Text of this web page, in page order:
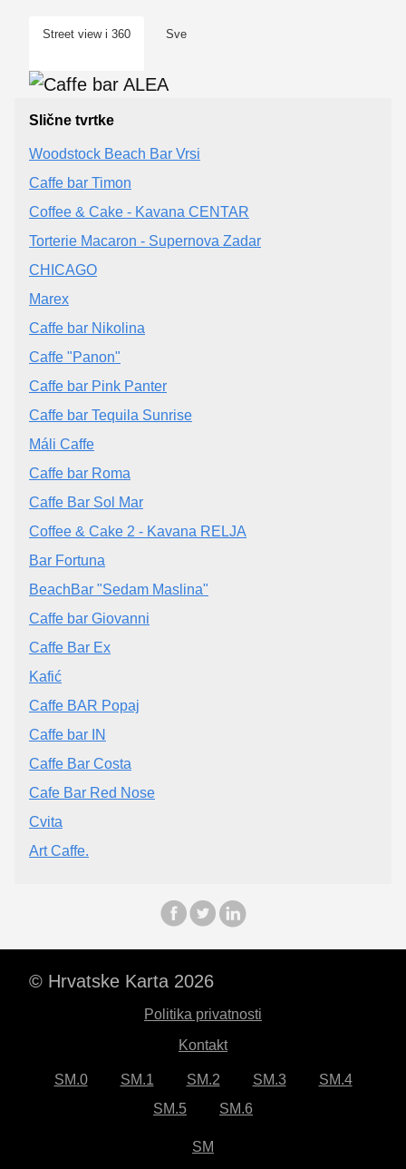
Street view i 360 Sve
Slične tvrtke
Woodstock Beach Bar Vrsi
Caffe bar Timon
Coffee & Cake - Kavana CENTAR
Torterie Macaron - Supernova Zadar
CHICAGO
Marex
Caffe bar Nikolina
Caffe "Panon"
Caffe bar Pink Panter
Caffe bar Tequila Sunrise
Máli Caffe
Caffe bar Roma
Caffe Bar Sol Mar
Coffee & Cake 2 - Kavana RELJA
Bar Fortuna
BeachBar "Sedam Maslina"
Caffe bar Giovanni
Caffe Bar Ex
Kafić
Caffe BAR Popaj
Caffe bar IN
Caffe Bar Costa
Cafe Bar Red Nose
Cvita
Art Caffe.
© Hrvatske Karta 2026
Politika privatnosti
Kontakt
SM.0 SM.1 SM.2 SM.3
SM.4
SM.5
SM.6
SM